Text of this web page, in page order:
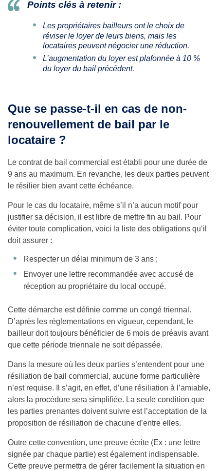
Points clés à retenir :
Les propriétaires bailleurs ont le choix de
réviser le loyer de leurs biens, mais les
locataires peuvent négocier une réduction.
L’augmentation du loyer est plafonnée à 10 %
du loyer du bail précédent.
Que se passe-t-il en cas de non-
renouvellement de bail par le
locataire ?
Le contrat de bail commercial est établi pour une durée de
9 ans au maximum. En revanche, les deux parties peuvent
le résilier bien avant cette échéance.
Pour le cas du locataire, même s’il n’a aucun motif pour
justifier sa décision, il est libre de mettre fin au bail. Pour
éviter toute complication, voici la liste des obligations qu’il
doit assurer :
Respecter un délai minimum de 3 ans ;
Envoyer une lettre recommandée avec accusé de
réception au propriétaire du local occupé.
Cette démarche est définie comme un congé triennal.
D’après les réglementations en vigueur, cependant, le
bailleur doit toujours bénéficier de 6 mois de préavis avant
que cette période triennale ne soit dépassée.
Dans la mesure où les deux parties s’entendent pour une
résiliation de bail commercial, aucune forme particulière
n’est requise. Il s’agit, en effet, d’une résiliation à l’amiable,
alors la procédure sera simplifiée. La seule condition que
les parties prenantes doivent suivre est l’acceptation de la
proposition de résiliation de chacune d’entre elles.
Outre cette convention, une preuve écrite (Ex : une lettre
signée par chaque partie) est également indispensable.
Cette preuve permettra de gérer facilement la situation en